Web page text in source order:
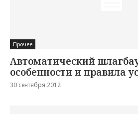
Прочее
Автоматический
особенности и правила
30 сентября 2012